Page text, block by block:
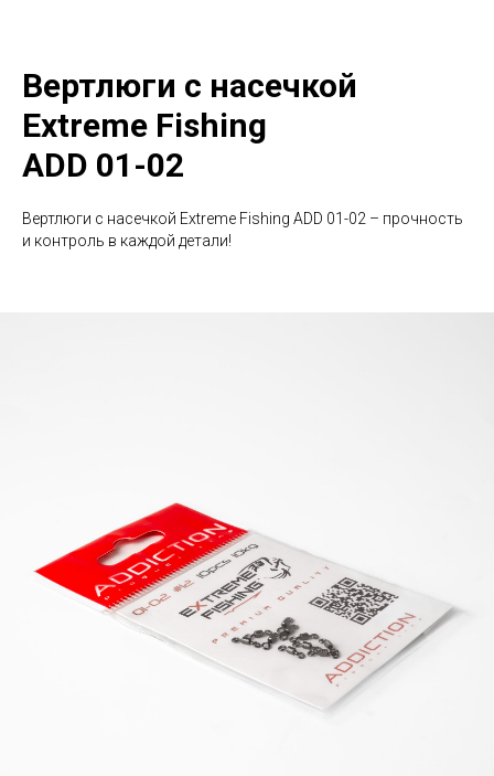
Вертлюги с насечкой
Extreme Fishing
ADD 01-02
Вертлюги с насечкой Extreme Fishing ADD 01-02 – прочность
и контроль в каждой детали!